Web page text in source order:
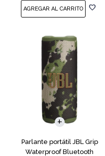
Parlante portátil JBL Grip
Waterproof Bluetooth